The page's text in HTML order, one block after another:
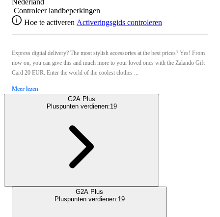
Nederland
Controleer landbeperkingen
Hoe te activeren Activeringsgids controleren
Express digital delivery? The most stylish accessories at the best prices? Yes! From
now on, you can give this and much more to your loved ones with the Zalando Gift
Card 20 EUR. Enter the world of the coolest clothes ...
Meer lezen
G2A Plus
Pluspunten verdienen:19
G2A Plus
Pluspunten verdienen:19